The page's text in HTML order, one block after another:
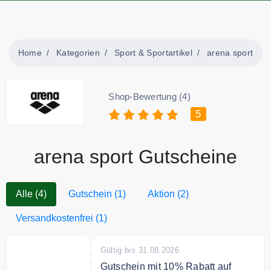
Home Kategorien Sport & Sportartikel arena sport
Shop-Bewertung (4)
5
arena sport Gutscheine
Alle (4) Gutschein (1) Aktion (2)
Versandkostenfrei (1)
Gültig bis 31.08.2026
Gutschein mit 10% Rabatt auf